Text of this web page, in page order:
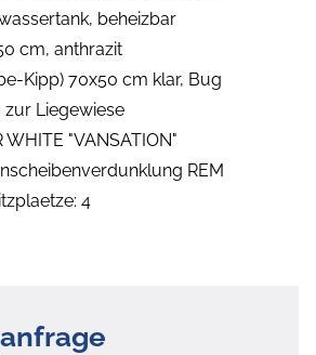
beheizbar
cm, anthrazit
Kipp) 70x50 cm klar, Bug
Liegewiese
WHITE "VANSATION"
REM
4